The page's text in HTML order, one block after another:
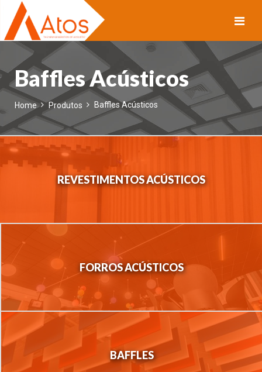
HOME
SOBRE NÓS
PRODUTOS
NOSSO CONTATO
Baffles Acústicos
Home Produtos Baffles Acústicos
REVESTIMENTOS ACÚSTICOS
FORROS ACÚSTICOS
BAFFLES